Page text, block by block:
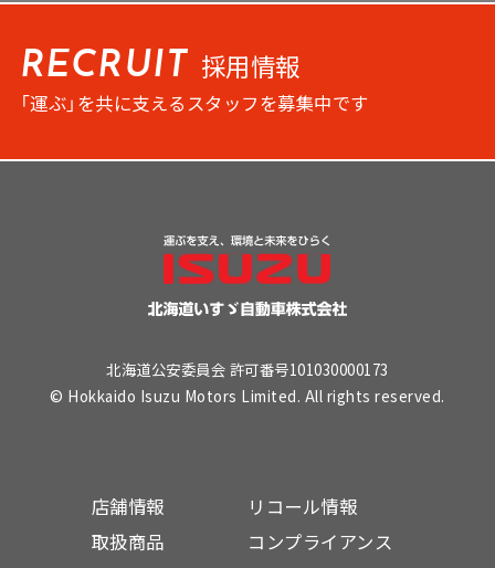
RECRUIT 採用情報
「運ぶ」を共に支えるスタッフを募集中です
北海道公安委員会 許可番号101030000173
© Hokkaido Isuzu Motors Limited. All rights reserved.
店舗情報
取扱商品
リコール情報
コンプライアンス